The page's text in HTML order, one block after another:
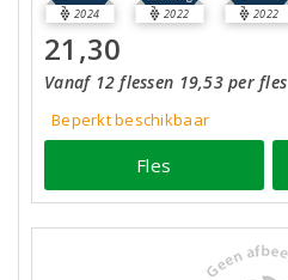
2024 2022 2022
21,30
Vanaf 12 flessen 19,53 per fles
Beperkt beschikbaar
Fles